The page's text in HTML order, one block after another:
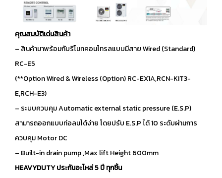
คุณสมบัติเด่นสินค้า
– สินค้ามาพร้อมกับรีโมทคอนโทรลแบบมีสาย Wired (Standard)
RC-E5
(**Option Wired & Wireless (Option) RC-EX1A,RCN-KIT3-
E,RCH-E3)
– ระบบควบคุม Automatic external static pressure (E.S.P)
สามารถออกแบบท่อลมได้ง่าย โดยปรับ E.S.P ได้ 10 ระดับผ่านการ
ควบคุม Motor DC
– Built-in drain pump ,Max lift Height 600mm
HEAVYDUTY ประกันอะไหล่ 5 ปี ทุกชิ้น